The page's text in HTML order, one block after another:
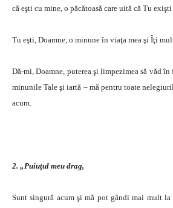
că eşti cu mine, o păcătoasă care uită că Tu
Tu eşti, Doamne, o minune în viaţa mea şi Îţi
Dă-mi, Doamne, puterea şi limpezimea să văd
minunile Tale şi iartă – mă pentru toate
acum.
2. „Puiuţul meu drag,
Sunt singură acum şi mă pot gândi mai mult